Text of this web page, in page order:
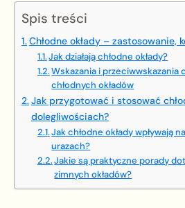
Spis treści
Chłodne okłady – zastosowanie,
Jak działają chłodne okłady?
Wskazania i przeciwwskazania
chłodnych okładów
Jak przygotować i stosować
dolegliwościach?
Jak chłodne okłady wpływają
urazach?
Jakie są praktyczne porady
zimnych okładów?